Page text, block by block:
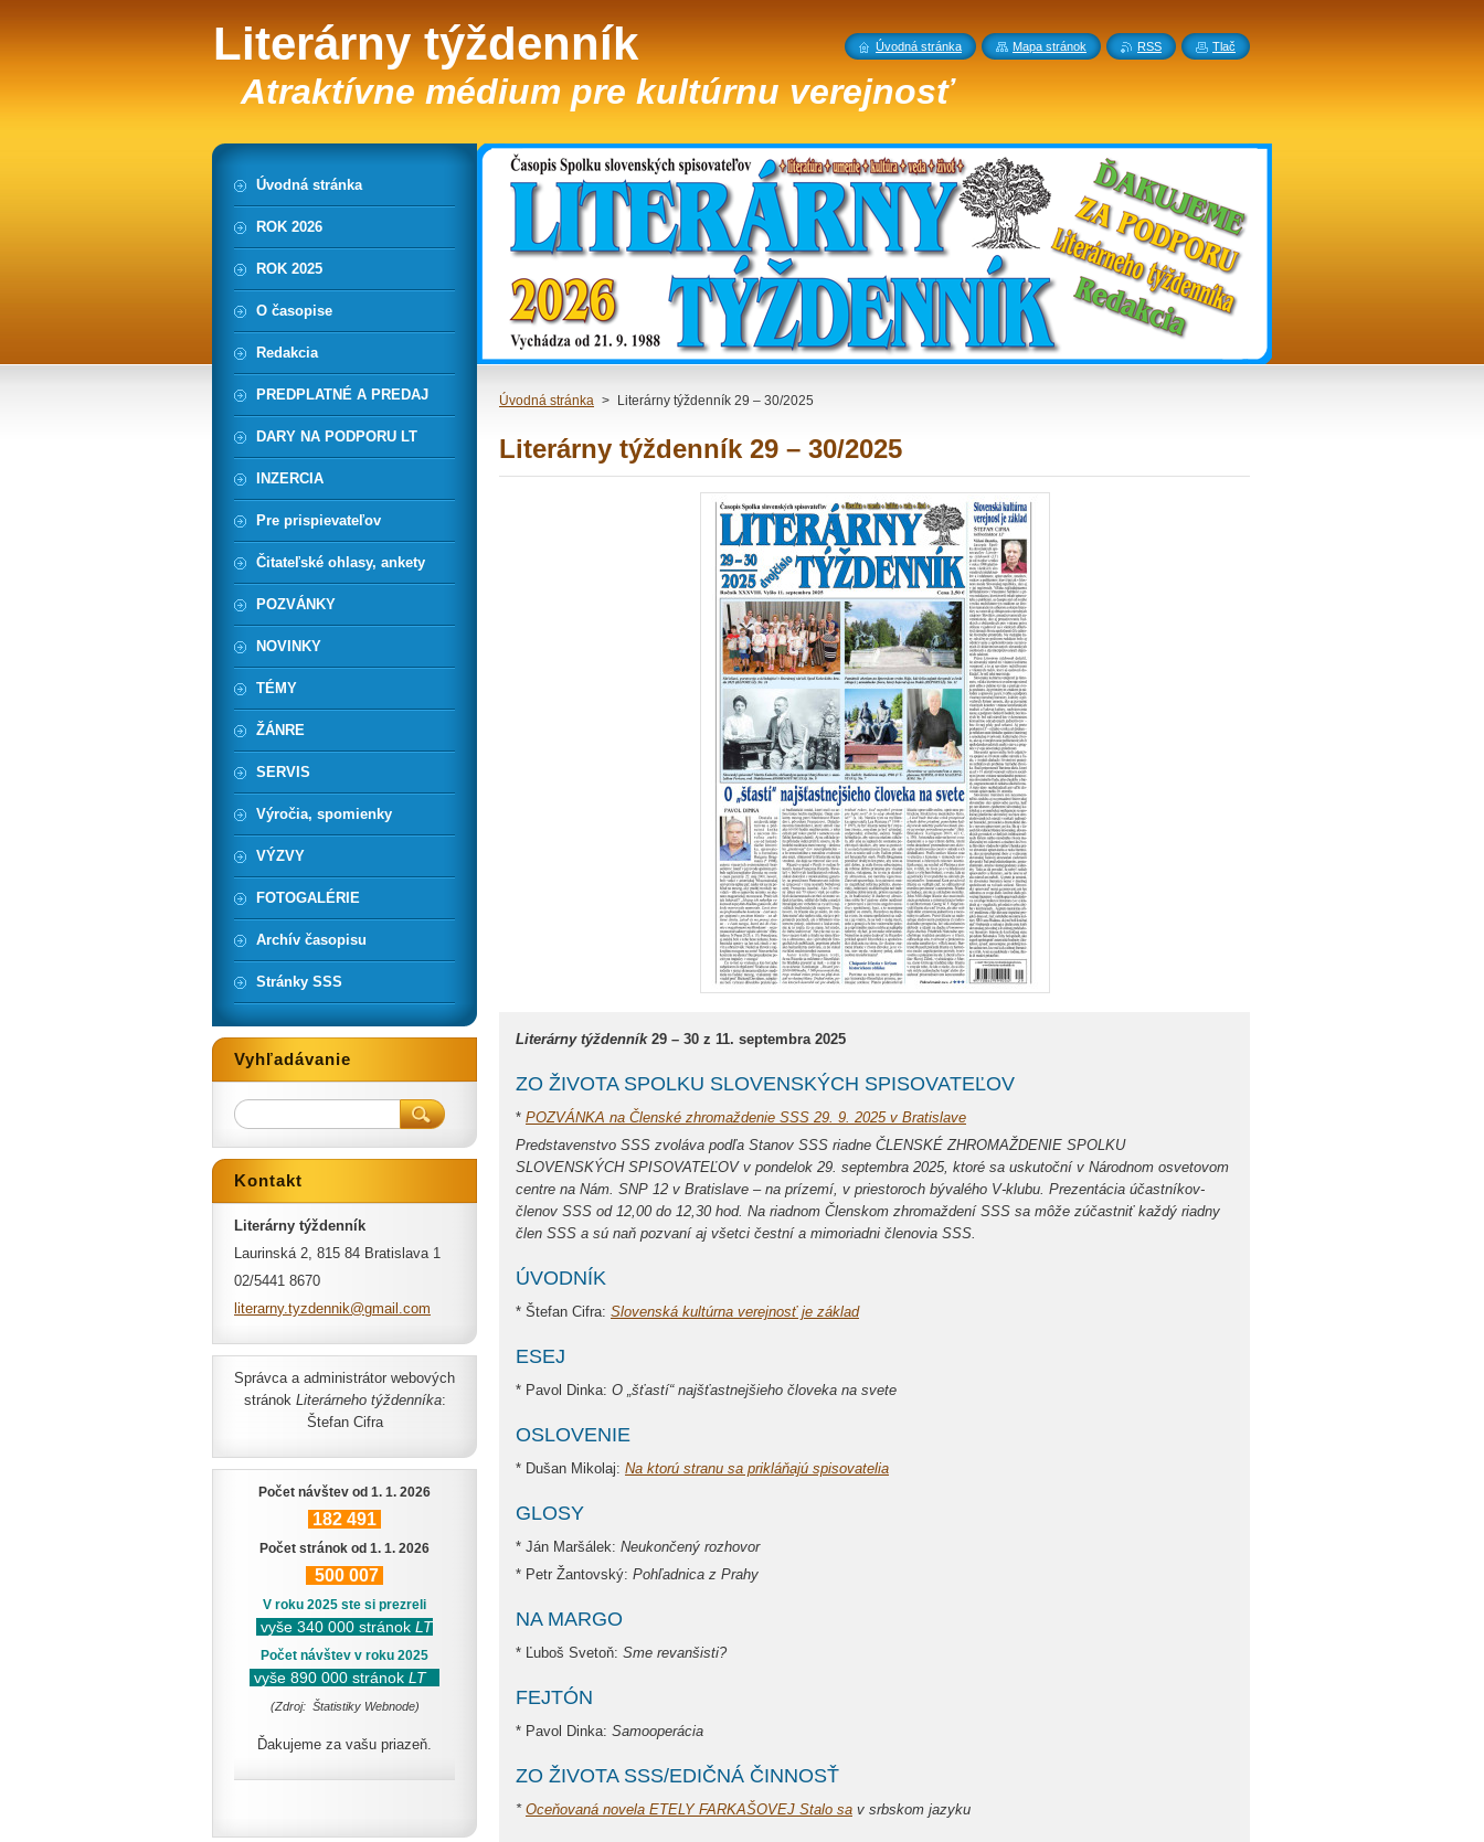
Literárny týždenník
Atraktívne médium pre kultúrnu verejnosť
Úvodná stránka > Literárny týždenník 29 – 30/2025
Literárny týždenník 29 – 30/2025
Literárny týždenník29 – 30 z 11. septembra 2025
ZO ŽIVOTA SPOLKU SLOVENSKÝCH SPISOVATEĽOV
* POZVÁNKA na Členské zhromaždenie SSS 29. 9. 2025 v Bratislave
Predstavenstvo SSS zvoláva podľa Stanov SSS riadne ČLENSKÉ ZHROMAŽDENIE SPOLKU
SLOVENSKÝCH SPISOVATEĽOV v pondelok 29. septembra 2025, ktoré sa uskutoční v Národnom osvetovom
centre na Nám. SNP 12 v Bratislave – na prízemí, v priestoroch bývalého V-klubu. Prezentácia účastníkov-
členov SSS od 12,00 do 12,30 hod. Na riadnom Členskom zhromaždení SSS sa môže zúčastniť každý riadny
člen SSS a sú naň pozvaní aj všetci čestní a mimoriadni členovia SSS.
ÚVODNÍK
* Štefan Cifra: Slovenská kultúrna verejnosť je základ
ESEJ
* Pavol Dinka: O „šťastí“ najšťastnejšieho človeka na svete
OSLOVENIE
* Dušan Mikolaj: Na ktorú stranu sa prikláňajú spisovatelia
GLOSY
* Ján Maršálek: Neukončený rozhovor
* Petr Žantovský: Pohľadnica z Prahy
NA MARGO
* Ľuboš Svetoň: Sme revanšisti?
FEJTÓN
* Pavol Dinka: Samooperácia
ZO ŽIVOTA SSS/EDIČNÁ ČINNOSŤ
* Oceňovaná novela ETELY FARKAŠOVEJ Stalo sa v srbskom jazyku
Úvodná stránka
ROK 2026
ROK 2025
O časopise
Redakcia
PREDPLATNÉ A PREDAJ
DARY NA PODPORU LT
INZERCIA
Pre prispievateľov
Čitateľské ohlasy, ankety
POZVÁNKY
NOVINKY
TÉMY
ŽÁNRE
SERVIS
Výročia, spomienky
VÝZVY
FOTOGALÉRIE
Archív časopisu
Stránky SSS
Vyhľadávanie
Kontakt
Literárny týždenník
Laurinská 2, 815 84 Bratislava 1
02/5441 8670
literarny.tyzdennik@gmai l.com
Správca a administrátor webových
stránok Literárneho týždenníka:
Štefan Cifra
Počet návštev od 1. 1. 2026
182 491
Počet stránok od 1. 1. 2026
500 007
V roku 2025 ste si prezreli
vyše 340 000 stránok LT
Počet návštev v roku 2025
vyše 890 000 stránok LT
(Zdroj: Štatistiky Webnode)
Ďakujeme za vašu priazeň.
Úvodná stránka Mapa stránok RSS Tlač